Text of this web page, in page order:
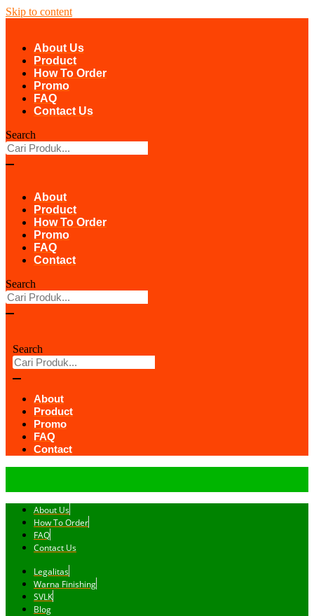
Skip to content
About Us
Product
How To Order
Promo
FAQ
Contact Us
Search
About
Product
How To Order
Promo
FAQ
Contact
Search
Search
About
Product
Promo
FAQ
Contact
About Us
How To Order
FAQ
Contact Us
Legalitas
Warna Finishing
SVLK
Blog